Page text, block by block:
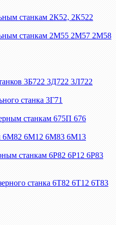
станкам 2К52, 2К522
станкам 2М55 2М57 2М58
3Б722 3Д722 3Л722
станка 3Г71
станкам 675П 676
6М82 6М12 6М83 6М13
станкам 6Р82 6Р12 6Р83
станка 6Т82 6Т12 6Т83